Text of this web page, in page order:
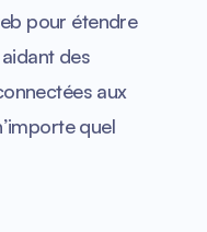
pour étendre
des
aux
quel